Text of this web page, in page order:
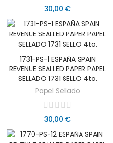
30,00 €
AÑADIR AL CARRITO
1731-PS-1 ESPAÑA SPAIN
REVENUE SEALLED PAPER PAPEL
SELLADO 1731 SELLO 4to.
Papel Sellado
30,00 €